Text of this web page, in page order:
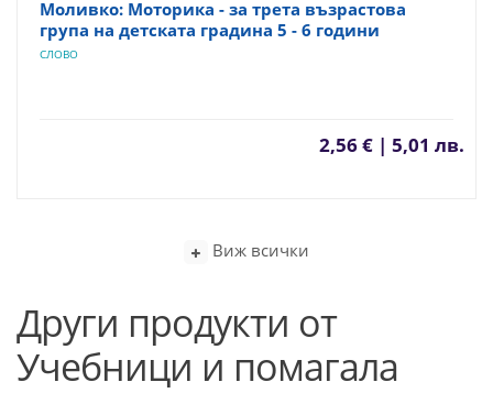
Моливко: Моторика - за трета възрастова
група на детската градина 5 - 6 години
СЛОВО
2,56 € | 5,01 лв.
Виж всички
Други продукти от
Учебници и помагала